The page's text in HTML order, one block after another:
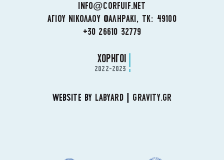
INFO@CORFUIF.NET
ΑΓΙΟΥ ΝΙΚΟΛΑΟΥ ΦΑΛΗΡΑΚΙ, ΤΚ: 49100
+30 26610 32779
ΧΟΡΗΓΟΙ
2022-2023
WEBSITE BY LABYARD| GRAVITY.GR